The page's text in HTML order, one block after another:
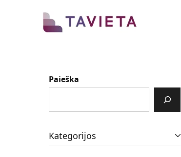
TAVIETA
Vietos
taupymo
Paieška
Kategorijos